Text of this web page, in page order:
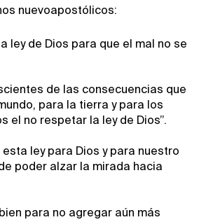
nuevoapostólicos:
ley de Dios para que el mal no se
de las consecuencias que
para la tierra y para los
el no respetar la ley de Dios”.
ley para Dios y para nuestro
poder alzar la mirada hacia
para no agregar aún más